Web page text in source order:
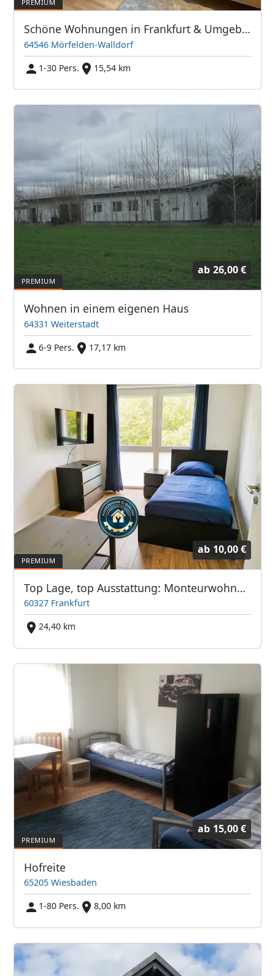
Schöne Wohnungen in Frankfurt & Umgebung - PIM APARTMENTS
64546 Mörfelden-Walldorf
1-30 Pers.
15,54 km
ab 26,00 €
Wohnen in einem eigenen Haus
64331 Weiterstadt
6-9 Pers.
17,17 km
ab 10,00 €
Top Lage, top Ausstattung: Monteurwohnung Frankfurter Bett GmbH
60327 Frankfurt
24,40 km
ab 15,00 €
Hofreite
65205 Wiesbaden
1-80 Pers.
8,00 km